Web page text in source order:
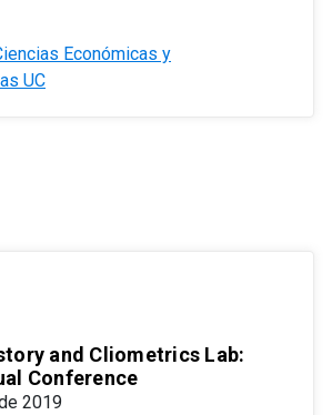
Económicas y
UC
and Cliometrics Lab:
Conference
2019